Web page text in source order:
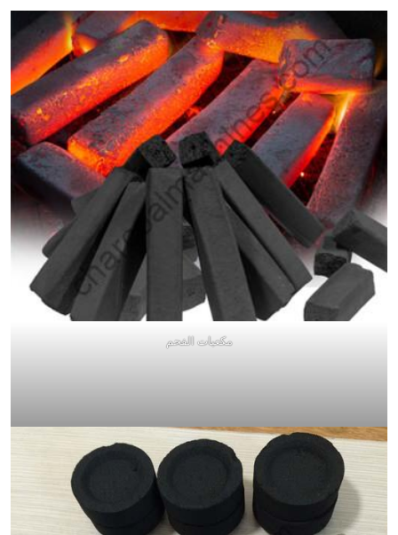
مكعبات الفحم